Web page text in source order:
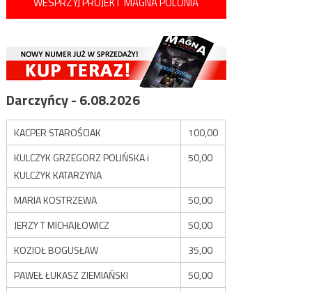
Darczyńcy - 6.08.2026
KACPER STAROŚCIAK
100,00
KULCZYK GRZEGORZ POLIŃSKA i
KULCZYK KATARZYNA
50,00
MARIA KOSTRZEWA
50,00
JERZY T MICHAJŁOWICZ
50,00
KOZIOŁ BOGUSŁAW
35,00
PAWEŁ ŁUKASZ ZIEMIAŃSKI
50,00